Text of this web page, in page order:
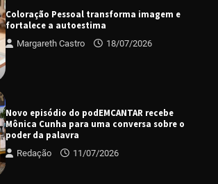
Coloração Pessoal transforma imagem e
fortalece a autoestima
Margareth Castro 18/07/2026
Novo episódio do podEMCANTAR recebe
Mônica Cunha para uma conversa sobre o
poder da palavra
Redação 11/07/2026